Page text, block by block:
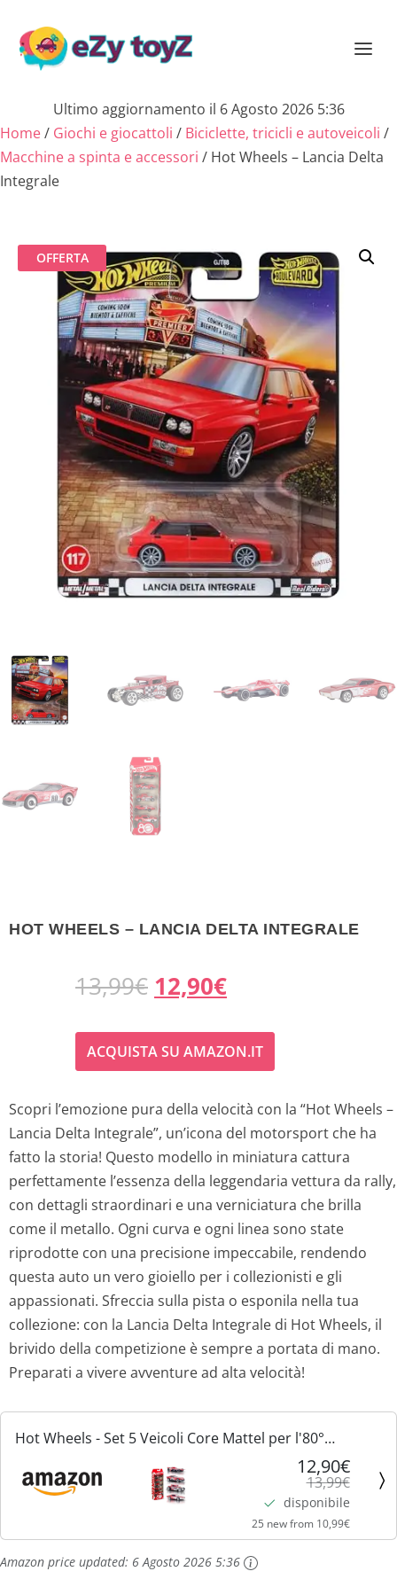
Ultimo aggiornamento il 6 Agosto 2026 5:36
Home/ Giochi e giocattoli / Biciclette, tricicli e autoveicoli /
Macchine a spinta e accessori / Hot Wheels – Lancia Delta
Integrale
OFFERTA
HOT WHEELS – LANCIA DELTA INTEGRALE
13,99€ I
l
p
r
e
z
z
o
o
r
i
g
i
n
a
l
12,90€I
l
p
r
e
z
z
o
a
t
t
u
a
e
è
ACQUISTA SU AMAZON.IT
Scopri l’emozione pura della velocità con la “Hot Wheels –
Lancia Delta Integrale”, un’icona del motorsport che ha
fatto la storia! Questo modello in miniatura cattura
perfettamente l’essenza della leggendaria vettura da rally,
con dettagli straordinari e una verniciatura che brilla
come il metallo. Ogni curva e ogni linea sono state
riprodotte con una precisione impeccabile, rendendo
questa auto un vero gioiello per i collezionisti e gli
appassionati. Sfreccia sulla pista o esponila nella tua
collezione: con la Lancia Delta Integrale di Hot Wheels, il
brivido della competizione è sempre a portata di mano.
Preparati a vivere avventure ad alta velocità!
Hot Wheels - Set 5 Veicoli Core Mattel per l'80°
Anniversario, macchinine in Scala 1:64 con Decorazioni
e Confezione da Collezione, Giocattolo per Bambini,...
12,90€
13,99€
disponibile
25 new from 10,99€
Amazon price updated: 6 Agosto 2026 5:36